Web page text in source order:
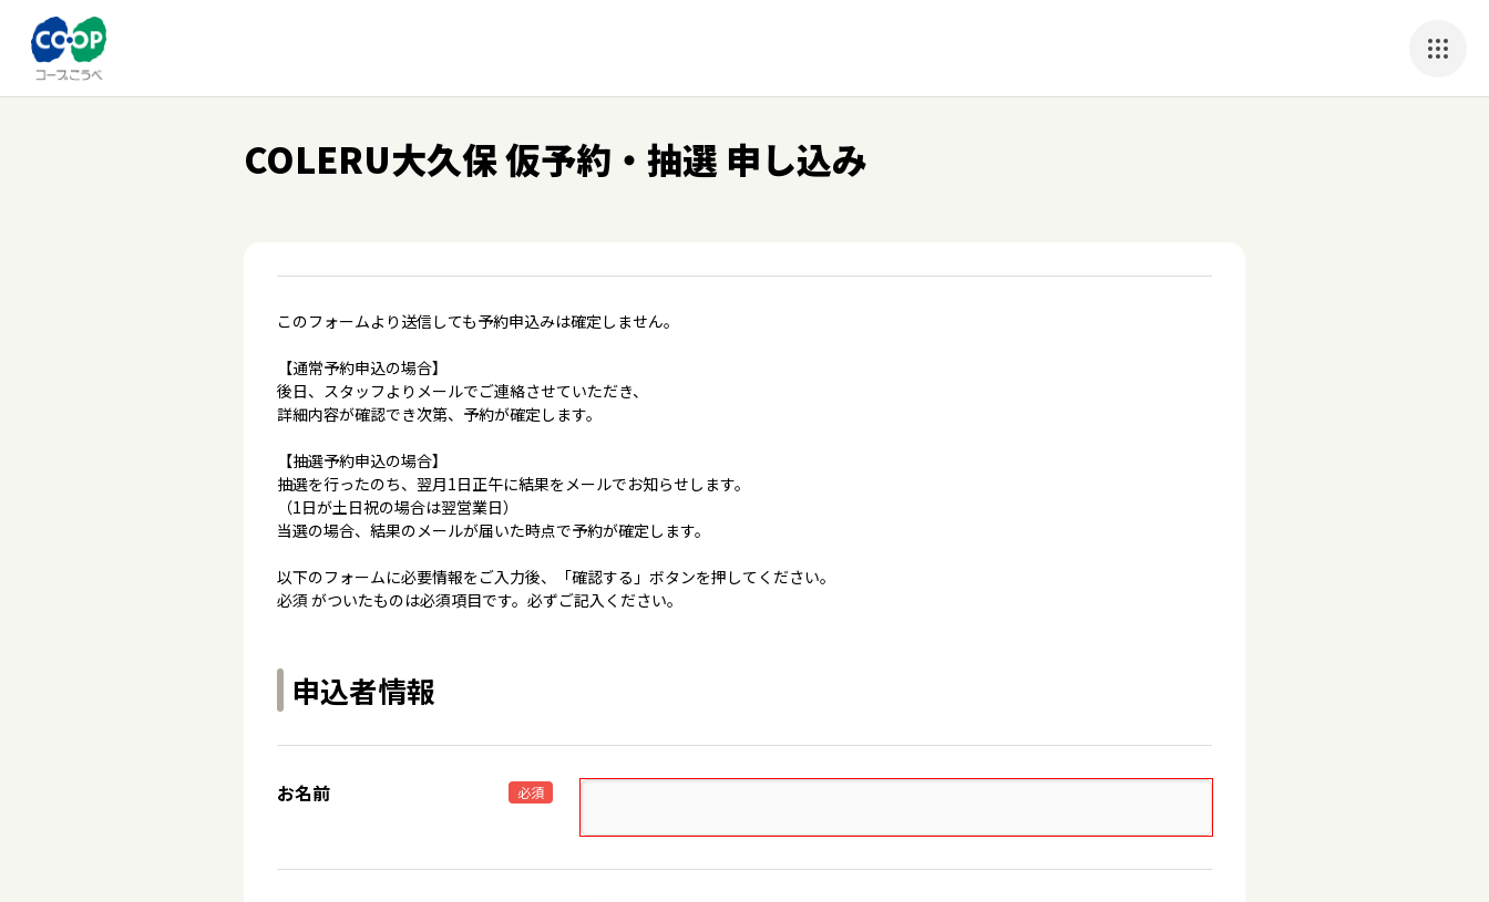
COLERU大久保 仮予約・抽選 申し込み
このフォームより送信しても予約申込みは確定しません。
【通常予約申込の場合】
後日、スタッフよりメールでご連絡させていただき、
詳細内容が確認でき次第、予約が確定します。
【抽選予約申込の場合】
抽選を行ったのち、翌月1日正午に結果をメールでお知らせします。
（1日が土日祝の場合は翌営業日）
当選の場合、結果のメールが届いた時点で予約が確定します。
以下のフォームに必要情報をご入力後、「確認する」ボタンを押してください。
必須 がついたものは必須項目です。必ずご記入ください。
申込者情報
お名前 必須